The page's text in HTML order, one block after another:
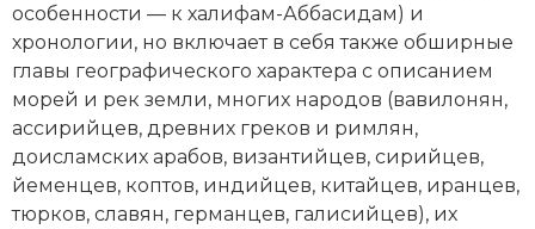
СССР
Южная Америка
особенности — к халифам-Аббасидам) и
хронологии, но включает в себя также обширные
главы географического характера с описанием
морей и рек земли, многих народов (вавилонян,
ассирийцев, древних греков и римлян,
доисламских арабов, византийцев, сирийцев,
йеменцев, коптов, индийцев, китайцев, иранцев,
тюрков, славян, германцев, галисийцев), их